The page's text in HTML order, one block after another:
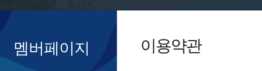
멤버페이지 이용약관